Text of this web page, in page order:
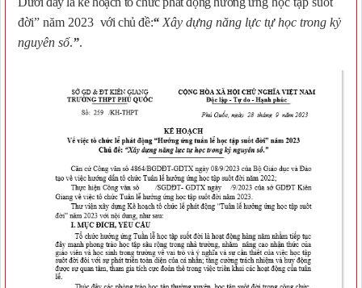
đời” năm 2023 với chủ đề:“ Xây dựng năng lực tự học trong kỷ
nguyên số.”.